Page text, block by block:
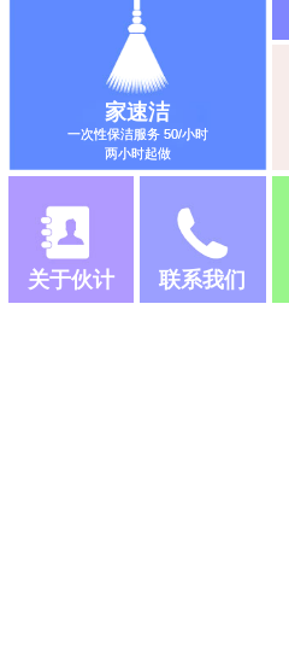
家速洁
一次性保洁服务 50/小时
两小时起做
关于伙计 联系我们